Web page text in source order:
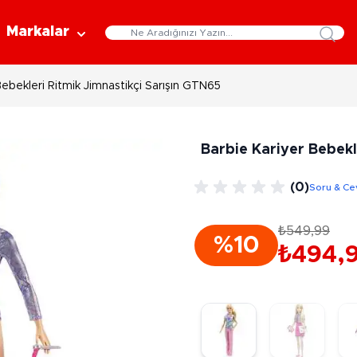
Eğitici Oyuncaklar
Oyunlar
Arkadaş - Aile Kutu Oyunları
Çocuk Kutu Oyunları
Eğitici Oyunlar
Bebekler
Et Bebekler
Fonksiyonlu Bebekler
Oyuncak Bebek Aksesuarları
Oyuncak Bebek Setleri
Kozmetik ve Güzellik Setleri
Aksesuar
6-9 Yaş
Markalar
Ritmik Jimnastikçi Sarışın GTN65
Barbie Kariyer
(0)Soru &
%10
₺549,99